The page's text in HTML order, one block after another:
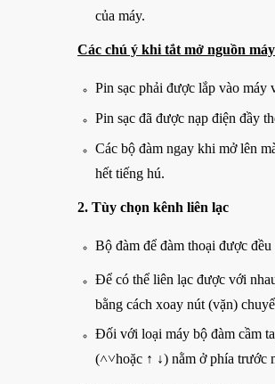
của máy.
Các chú ý khi tắt mở nguồn
Pin sạc phải được lắp vào máy
Pin sạc đã được nạp điện đầy
Các bộ đàm ngay khi mở lên
hết tiếng hú.
2. Tùy chọn kênh liên lạc
Bộ đàm để đàm thoại được
Để có thể liên lạc được với
bằng cách xoay nút (vặn)
Đối với loại máy bộ đàm cầm
(˄˅hoặc ↑ ↓) nằm ở phía trước